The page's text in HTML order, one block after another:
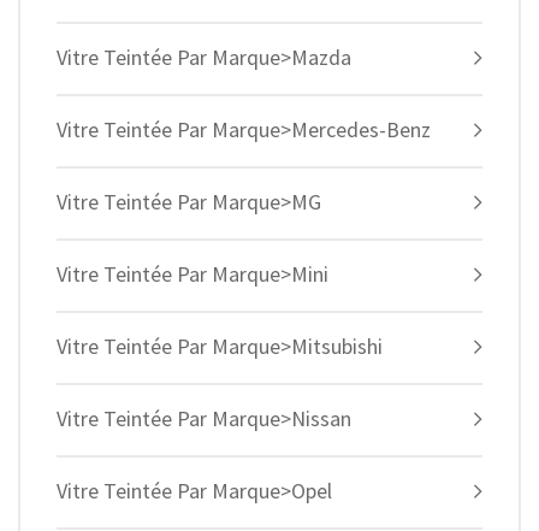
Vitre Teintée Par Marque>Mazda
Vitre Teintée Par Marque>Mercedes-Benz
Vitre Teintée Par Marque>MG
Vitre Teintée Par Marque>Mini
Vitre Teintée Par Marque>Mitsubishi
Vitre Teintée Par Marque>Nissan
Vitre Teintée Par Marque>Opel